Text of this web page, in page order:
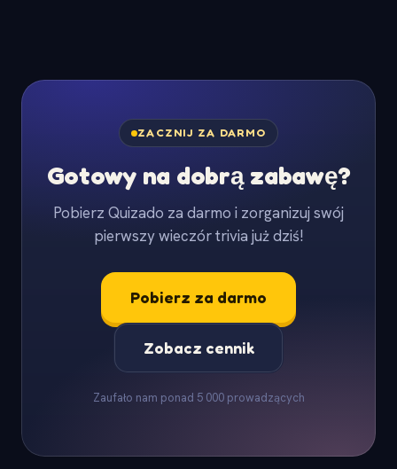
ZACZNIJ ZA DARMO
Gotowy na dobrą zabawę?
Pobierz Quizado za darmo i zorganizuj swój
pierwszy wieczór trivia już dziś!
Pobierz za darmo
Zobacz cennik
Zaufało nam ponad 5 000 prowadzących